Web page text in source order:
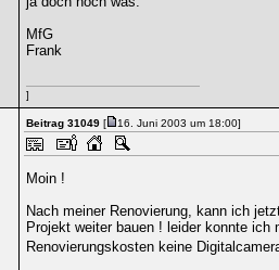
MfG
Frank
]
Beitrag 31049[ 16. Juni 2003 um 18:00]
Moin !
Nach meiner Renovierung, kann ich
Projekt weiter bauen ! leider konnte ich
Renovierungskosten keine